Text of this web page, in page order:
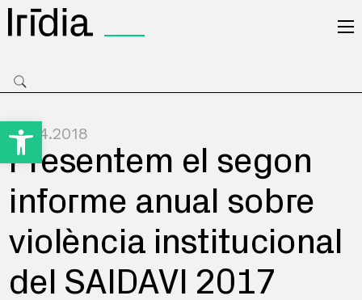
Obre la barra d'eines
19.04.2018
Presentem el segon
informe anual sobre
violència institucional
del SAIDAVI 2017